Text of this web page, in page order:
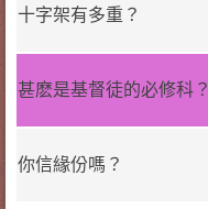
十字架有多重？
甚麽是基督徒的必修科？
你信緣份嗎？